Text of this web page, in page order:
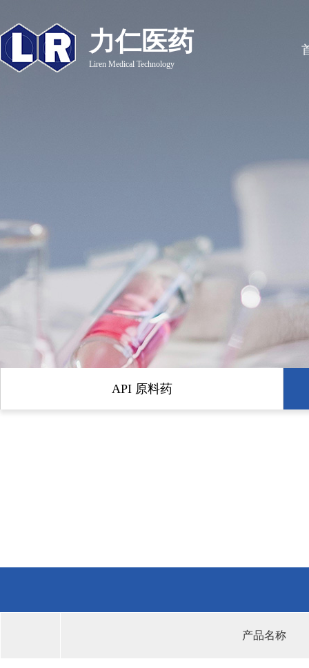
力仁医药
Liren Medical Technology
API 原料药
产品名称